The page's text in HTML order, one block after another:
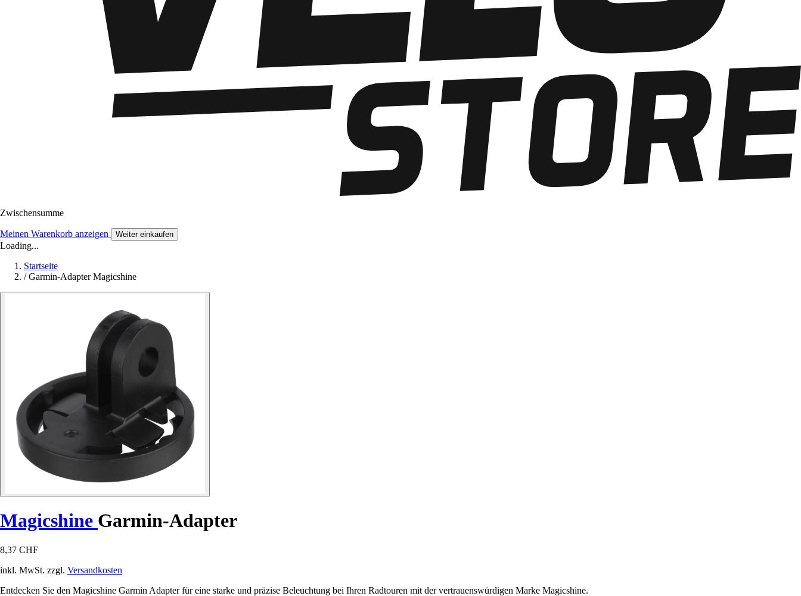
Zwischensumme
Meinen Warenkorb anzeigen Weiter einkaufen
Loading...
Startseite
/ Garmin-Adapter Magicshine
Magicshine Garmin-Adapter
8,37 CHF
inkl. MwSt. zzgl. Versandkosten
Entdecken Sie den Magicshine Garmin Adapter für eine starke und präzise Beleuchtung bei Ihren Radtouren mit der vertrauenswürdigen Marke Magicshine.